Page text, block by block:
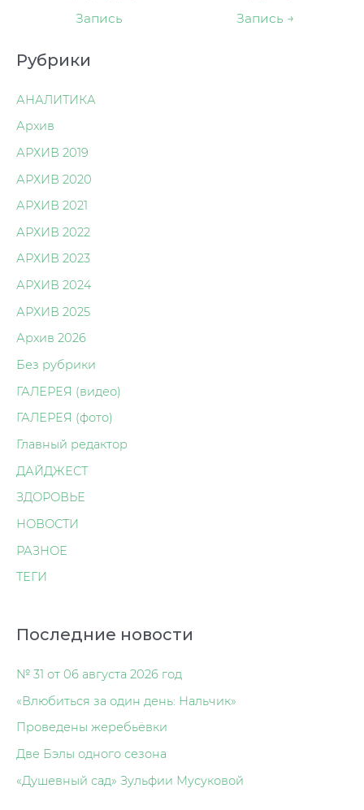
Запись
Запись →
Рубрики
АНАЛИТИКА
Архив
АРХИВ 2019
АРХИВ 2020
АРХИВ 2021
АРХИВ 2022
АРХИВ 2023
АРХИВ 2024
АРХИВ 2025
Архив 2026
Без рубрики
ГАЛЕРЕЯ (видео)
ГАЛЕРЕЯ (фото)
Главный редактор
ДАЙДЖЕСТ
ЗДОРОВЬЕ
НОВОСТИ
РАЗНОЕ
ТЕГИ
Последние новости
№ 31 от 06 августа 2026 год
«Влюбиться за один день: Нальчик»
Проведены жеребьёвки
Две Бэлы одного сезона
«Душевный сад» Зульфии Мусуковой